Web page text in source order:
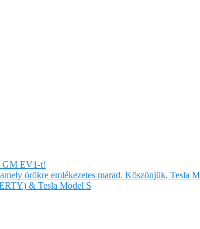
GM EV1-t!
örökre emlékezetes marad. Köszönjük, Tesla
& Tesla Model S